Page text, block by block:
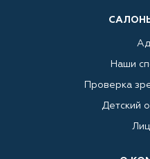
Наши
Проверка
Детский